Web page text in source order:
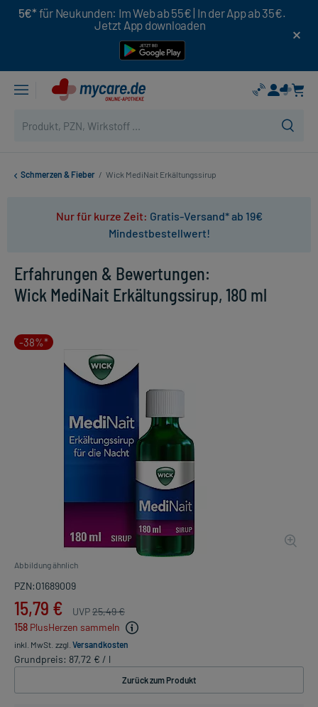
5€* für Neukunden: Im Web ab 55€ | In der App ab 35€.
Jetzt App downloaden
Schmerzen & Fieber / Wick MediNait Erkältungssirup
Nur für kurze Zeit: Gratis-Versand* ab 19€
Mindestbestellwert!
Erfahrungen & Bewertungen:
Wick MediNait Erkältungssirup, 180 ml
-38%*
Abbildung ähnlich
PZN:01689009
15,79 € UVP25,49 €
158 PlusHerzen sammeln
inkl. MwSt. zzgl. Versandkosten
Grundpreis: 87,72 € / l
Zurück zum Produkt